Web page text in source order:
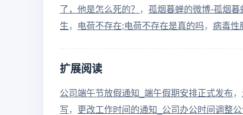
了，他是怎么死的？
孤烟暮蝉的微博-孤烟
生
电荷不存在;电荷不存在是真的吗 病毒性
扩展阅读
公司端午节放假通知_端午假期安排正式发布
写
更改工作时间的通知_公司办公时间调整公